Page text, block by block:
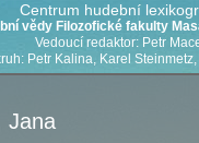
Centrum hudební
vědy Filozofické fakulty
Vedoucí redaktor: Petr
Petr Kalina, Karel
Jana